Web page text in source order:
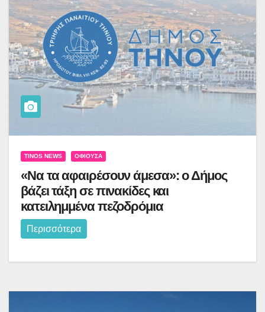
TINOS NEWS ΟΦΙΟΎΣΑ
«Να τα αφαιρέσουν άμεσα»: ο Δήμος
βάζει τάξη σε πινακίδες και
κατειλημμένα πεζοδρόμια
Περισσότερα